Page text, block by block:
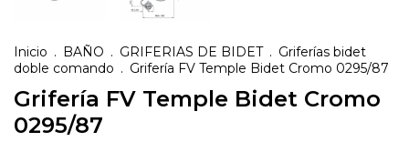
Inicio . BAÑO . GRIFERIAS DE BIDET . Griferías bidet
doble comando . Grifería FV Temple Bidet Cromo 0295/87
Grifería FV Temple Bidet Cromo
0295/87